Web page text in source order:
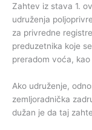
Zahtev iz stava 1.
udruženja
za privredne
preduzetnika koje
preradom voća,
Ako udruženje,
zemljoradnička
dužan je da taj